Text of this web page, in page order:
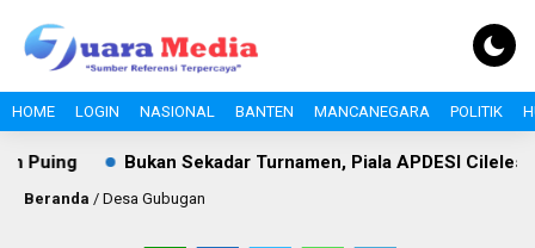
HOME LOGIN NASIONAL BANTEN MANCANEGARA POLITIK
Puing Bukan Sekadar Turnamen, Piala APDESI Cileles
Beranda / Desa Gubugan